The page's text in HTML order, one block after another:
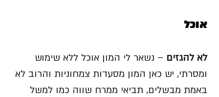
אוכל
לא להגזים – נשאר לי המון אוכל ללא שימוש
ומסרתי, יש כאן המון מסעדות צמחוניות והרוב לא
באמת מבשלים, תביאי ממרח שווה כמו למשל